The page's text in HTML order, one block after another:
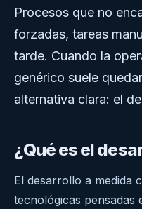
Procesos que no
forzadas, tareas
tarde. Cuando la
genérico suele
alternativa clara: el
¿Qué es el
El desarrollo a medida
tecnológicas pensadas